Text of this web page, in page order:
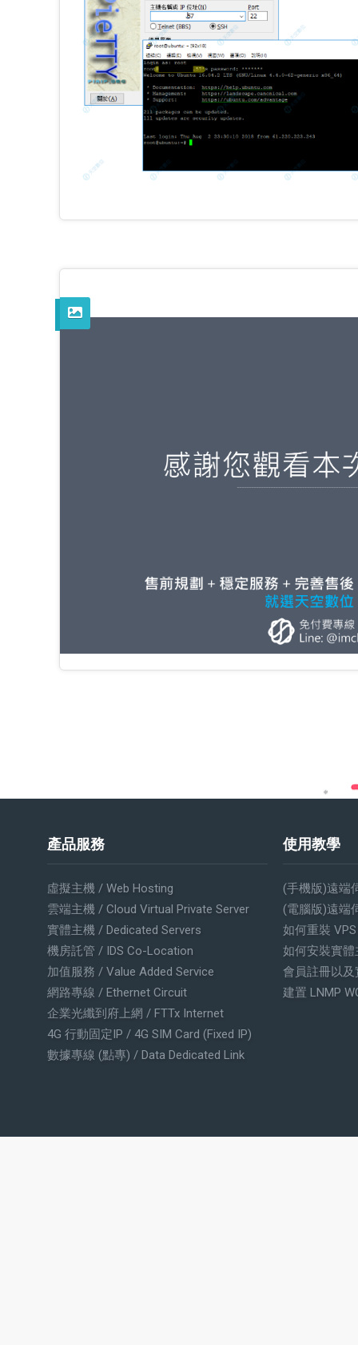
產品服務
虛擬主機 / Web Hosting
雲端主機 / Cloud Virtual Private Server
實體主機 / Dedicated Servers
機房託管 / IDS Co-Location
加值服務 / Value Added Service
網路專線 / Ethernet Circuit
企業光纖到府上網 / FTTx Internet
4G 行動固定IP / 4G SIM Card (Fixed IP)
數據專線 (點專) / Data Dedicated Link
使用教學
(手機版)遠端
(電腦版)遠端
如何重裝
如何安裝實體
會員註冊以
建置 LNMP